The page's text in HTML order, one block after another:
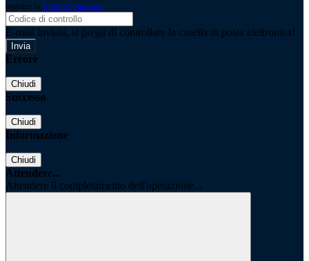
tramite la Login Spaggiari
E-mail inviata, si prega di controllare la casella di posta elettronica!
Errore
Chiudi
Successo
Chiudi
Informazione
Chiudi
Attendere...
Attendere il completamento dell'operazione...